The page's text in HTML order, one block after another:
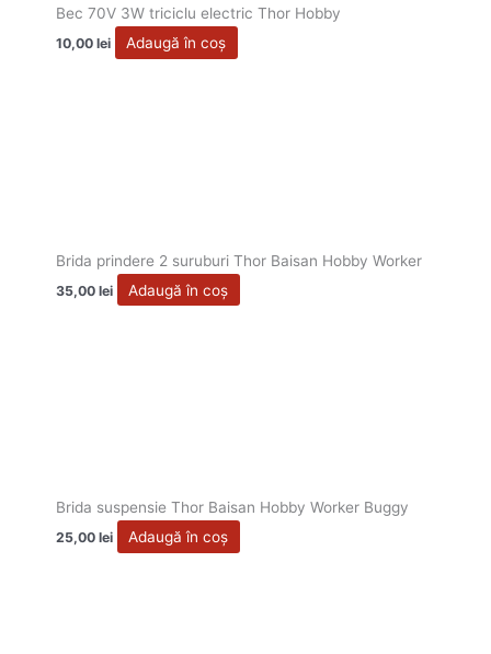
Bec 70V 3W triciclu electric Thor Hobby
10,00lei Adaugă în coș
Brida prindere 2 suruburi Thor Baisan Hobby Worker
35,00lei Adaugă în coș
Brida suspensie Thor Baisan Hobby Worker Buggy
25,00lei Adaugă în coș